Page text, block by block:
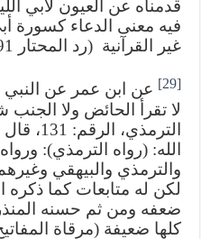
قدمناه عن العيون لأبي
فيه معنى الدعاء كسورة
غير القرآنية (رد المحتار 1/291)
[29]
عن ابن عمر عن
لا تقرأ الحائض ولا
الله: (رواه الترمذي):
والترمذي والبيهقي
لكن له متابعات كما ذكره
ضعفه ومن ثم حسنه
كلها ضعيفة (مرقاة المفاتيح 2/